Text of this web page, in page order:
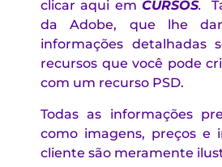
clicar aqui em CURSOS.
da Adobe, que lhe
informações detalhadas
recursos que você pode
com um recurso PSD.
Todas as informações
como imagens, preços e
cliente são meramente